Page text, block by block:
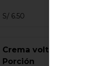
S/ 6.50
Crema volteada
Porción